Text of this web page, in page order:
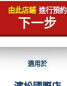
由此店鋪 進行預約
下一步
適用於